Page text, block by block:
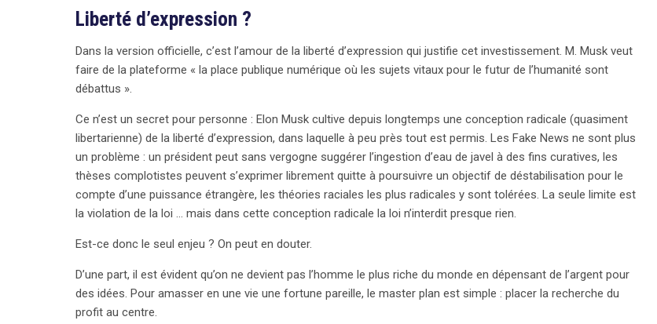
données. Au-delà des enjeux financiers, l’importance accrue des réseaux sociaux dans les élections
et la gestion des crises internationales soulève des questions sur les ambitions politiques de Musk. En
tant qu’homme d’anticipation, il pourrait avoir un plan stratégique en tête, que seuls lui et ses proches
connaissent. Dans tous les cas, son rachat de Twitter ne manque pas de piquant et pourrait redéfinir
Liberté d’expression ?
Dans la version officielle, c’est l’amour de la liberté d’expression qui justifie cet investissement. M. Musk veut
faire de la plateforme « la place publique numérique où les sujets vitaux pour le futur de l’humanité sont
débattus ».
Ce n’est un secret pour personne : Elon Musk cultive depuis longtemps une conception radicale (quasiment
libertarienne) de la liberté d’expression, dans laquelle à peu près tout est permis. Les Fake News ne sont plus
un problème : un président peut sans vergogne suggérer l’ingestion d’eau de javel à des fins curatives, les
thèses complotistes peuvent s’exprimer librement quitte à poursuivre un objectif de déstabilisation pour le
compte d’une puissance étrangère, les théories raciales les plus radicales y sont tolérées. La seule limite est
la violation de la loi … mais dans cette conception radicale la loi n’interdit presque rien.
Est-ce donc le seul enjeu ? On peut en douter.
D’une part, il est évident qu’on ne devient pas l’homme le plus riche du monde en dépensant de l’argent pour
des idées. Pour amasser en une vie une fortune pareille, le master plan est simple : placer la recherche du
profit au centre.